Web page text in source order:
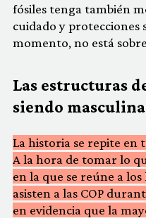
fósiles tenga también
cuidado y protecciones
momento, no está
Las estructuras
siendo
La historia se repite en
A la hora de tomar lo
en la que se reúne a
asisten a las COP
en evidencia que la